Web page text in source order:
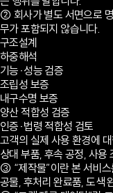
② 회사가 별도 서면으로
무가 포함되지 않습니다.
구조설계
하중해석
기능·성능 검증
조립성 보증
내구수명 보증
양산 적합성 검증
인증·법령 적합성 검토
고객의 실제 사용 환경에
상대 부품, 후속 공정, 사용
③ “제작물”이란 본 서비스
공물, 후처리 완료품, 도색